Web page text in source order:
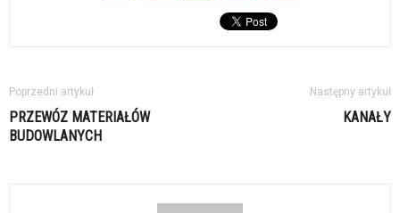
Poprzedni artykuł
PRZEWÓZ MATERIAŁÓW
BUDOWLANYCH
Następny artykuł
KANAŁY